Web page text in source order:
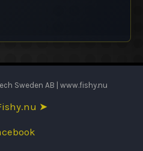
Sweden AB | www.fishy.nu
➤